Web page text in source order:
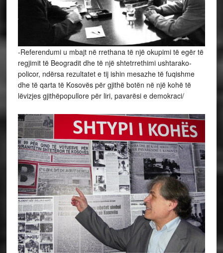
-Referendumi u mbajt në rrethana të një okupimi të egër të
regjimit të Beogradit dhe të një shtetrrethimi ushtarako-
policor, ndërsa rezultatet e tij ishin mesazhe të fuqishme
dhe të qarta të Kosovës për gjithë botën në një kohë të
lëvizjes gjithëpopullore për liri, pavarësi e demokraci/